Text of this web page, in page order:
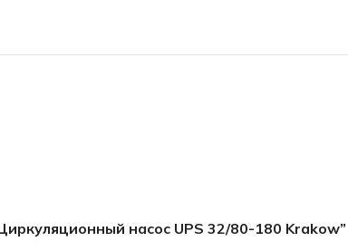
насос UPS 32/80-180 Krakow”